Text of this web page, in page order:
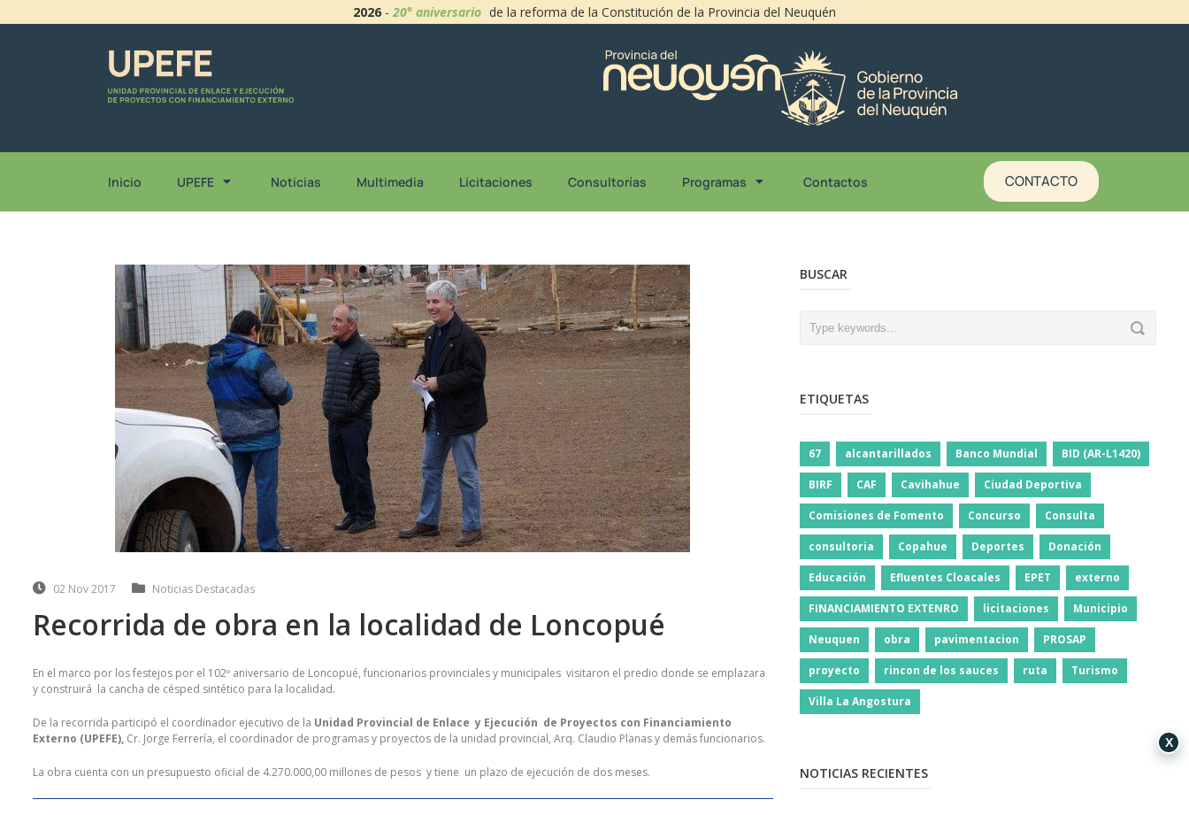
2026 -20° aniversario de la reforma de la Constitución de la Provincia del Neuquén
Inicio UPEFE Noticias Multimedia Licitaciones Consultorías Programas Contactos CONTACTO
02 Nov 2017 Noticias Destacadas
Recorrida de obra en la localidad de Loncopué
En el marco por los festejos por el 102º aniversario de Loncopué, funcionarios provinciales y municipales visitaron el predio donde se emplazara
y construirá la cancha de césped sintético para la localidad.
De la recorrida participó el coordinador ejecutivo de la Unidad Provincial de Enlace y Ejecución de Proyectos con Financiamiento
Externo (UPEFE), Cr. Jorge Ferrería, el coordinador de programas y proyectos de la unidad provincial, Arq. Claudio Planas y demás funcionarios.
La obra cuenta con un presupuesto oficial de 4.270.000,00 millones de pesos y tiene un plazo de ejecución de dos meses.
BUSCAR
ETIQUETAS
67 alcantarillados Banco Mundial BID (AR-L1420)
BIRF CAF Cavihahue Ciudad Deportiva
Comisiones de Fomento Concurso Consulta
consultoria Copahue Deportes Donación
Educación Efluentes Cloacales EPET externo
FINANCIAMIENTO EXTENRO licitaciones Municipio
Neuquen obra pavimentacion PROSAP
proyecto rincon de los sauces ruta Turismo
Villa La Angostura
NOTICIAS RECIENTES
X